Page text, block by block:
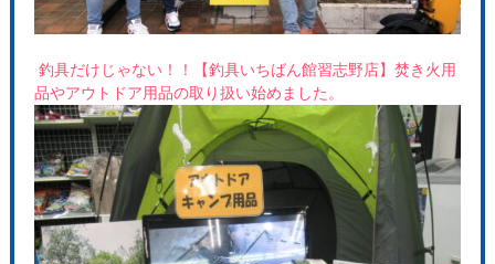
釣具だけじゃない！！【釣具いちばん館習志野店】焚き火用
品やアウトドア用品の取り扱い始めました。